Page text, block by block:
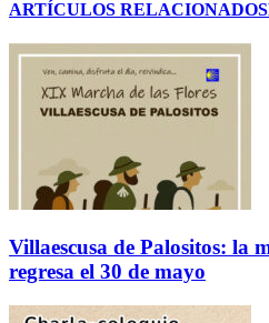
ARTÍCULOS RELACIONADOS
Villaescusa de Palositos: la
regresa el 30 de mayo